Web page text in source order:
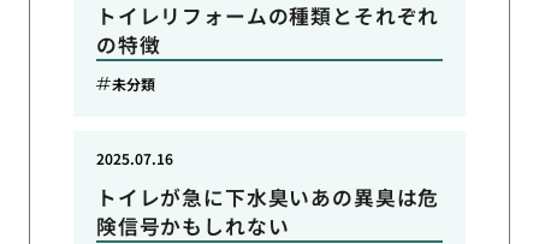
トイレリフォームの種類とそれぞれ
の特徴
未分類
トイレが急に下水臭いあの異臭は危
険信号かもしれない
2025.07.16